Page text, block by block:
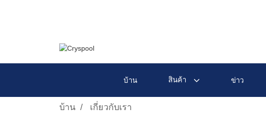
บ้าน สินค้า ข่าว
บ้าน เกี่ยวกับเรา